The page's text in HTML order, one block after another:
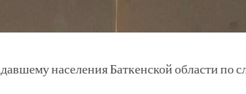
населения Баткенской области по